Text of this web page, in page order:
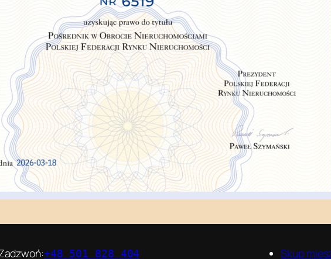
+48 501 828 404 Skup